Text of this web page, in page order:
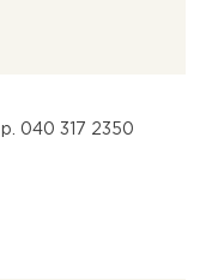
040 317 2350